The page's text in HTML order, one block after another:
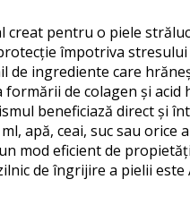
creat pentru o piele
împotriva stresului
de ingrediente care
de colagen și
beneficiază direct și
apă, ceai, suc sau
mod eficient de
de îngrijire a pielii